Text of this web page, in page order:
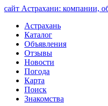
сайт Астрахани: компании,
Астрахань
Каталог
Объявления
Отзывы
Новости
Погода
Карта
Поиск
Знакомства